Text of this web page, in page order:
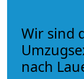
Wir sind
nach